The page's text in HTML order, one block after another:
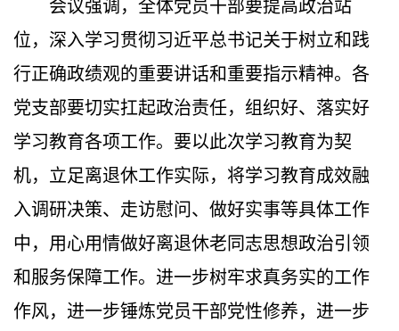
会议强调，全体党员干部要提高政治站
位，深入学习贯彻习近平总书记关于树立和践
行正确政绩观的重要讲话和重要指示精神。各
党支部要切实扛起政治责任，组织好、落实好
学习教育各项工作。 要以此次学习教育为契
机，立足离退休工作实际，将学习教育成效融
入调研决策、走访慰问、 做好实事等具体工作
中，用心用情做好离退休老同志思想政治引领
和服务保障工作。 进一步树牢求真务实的工作
作风，进一步锤炼党员干部党性修养，进一步